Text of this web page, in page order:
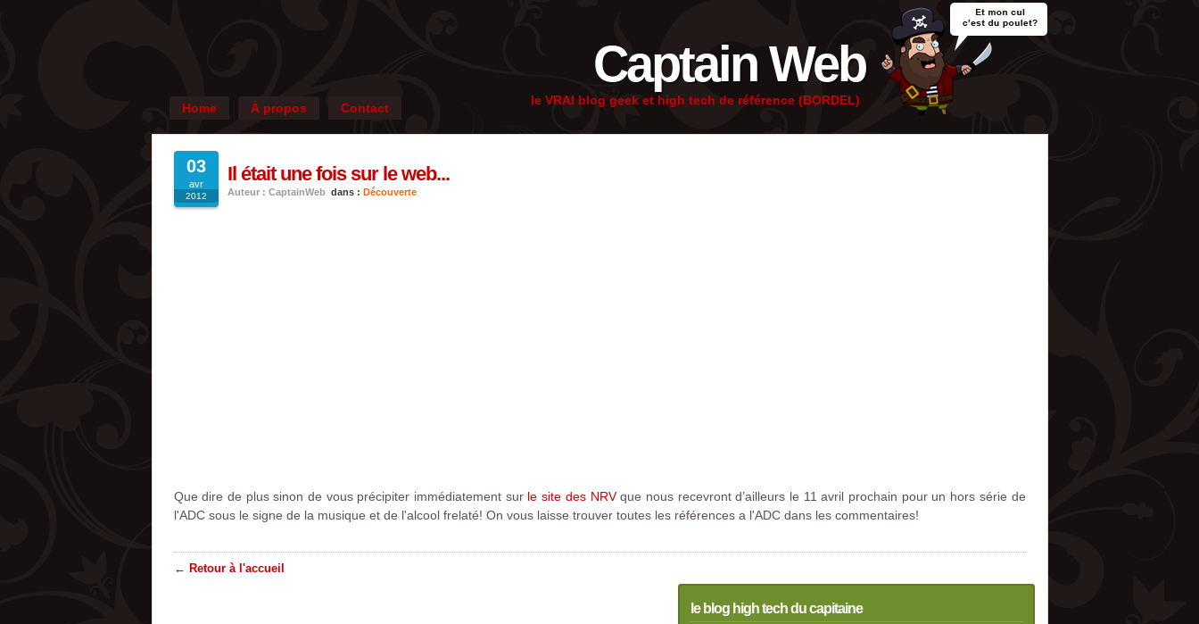
Captain Web
le VRAI blog geek et high tech de référence (BORDEL)
Home À propos Contact
03
avr
2012
Il était une fois sur le web...
Auteur : CaptainWeb dans : Découverte
Que dire de plus sinon de vous précipiter immédiatement sur le site des NRVque nous recevront d’ailleurs le 11 avril prochain pour un hors série de
l'ADC sous le signe de la musique et de l'alcool frelaté! On vous laisse trouver toutes les références a l'ADC dans les commentaires!
← Retour à l'accueil
le blog high tech du capitaine